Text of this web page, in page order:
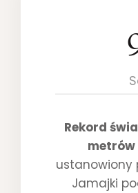
Rekord
metrów
ustanowiony
Jamajki